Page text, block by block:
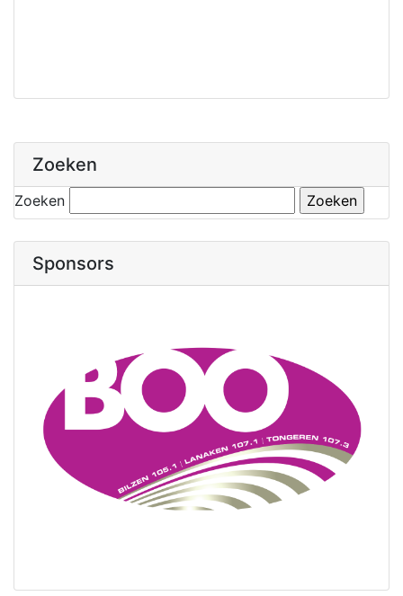
Zoeken
Zoeken
Sponsors